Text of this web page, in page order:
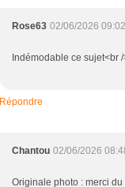
Rose63 02/06/2026 09:02
Indémodable ce sujet<br
Répondre
Chantou 02/06/2026
Originale photo : merci